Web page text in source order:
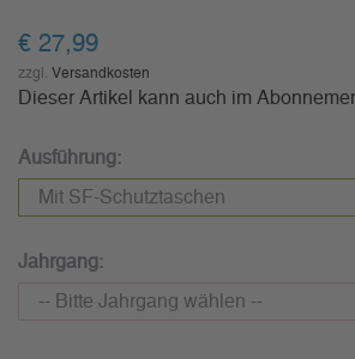
€ 27,99
zzgl. Versandkosten
Dieser Artikel kann auch im
Ausführung:
Jahrgang: